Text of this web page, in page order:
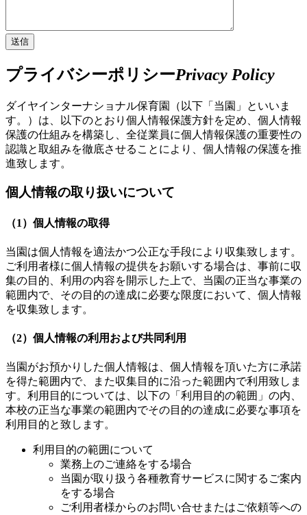
プライバシーポリシーPrivacy Policy
ダイヤインターナショナル保育園（以下「当園」といいま
す。）は、以下のとおり個人情報保護方針を定め、個人情報
保護の仕組みを構築し、全従業員に個人情報保護の重要性の
認識と取組みを徹底させることにより、個人情報の保護を推
進致します。
個人情報の取り扱いについて
（1）個人情報の取得
当園は個人情報を適法かつ公正な手段により収集致します。
ご利用者様に個人情報の提供をお願いする場合は、事前に収
集の目的、利用の内容を開示した上で、当園の正当な事業の
範囲内で、その目的の達成に必要な限度において、個人情報
を収集致します。
（2）個人情報の利用および共同利用
当園がお預かりした個人情報は、個人情報を頂いた方に承諾
を得た範囲内で、また収集目的に沿った範囲内で利用致しま
す。利用目的については、以下の「利用目的の範囲」の内、
本校の正当な事業の範囲内でその目的の達成に必要な事項を
利用目的と致します。
利用目的の範囲について
業務上のご連絡をする場合
当園が取り扱う各種教育サービスに関するご案内
をする場合
ご利用者様からのお問い合せまたはご依頼等への